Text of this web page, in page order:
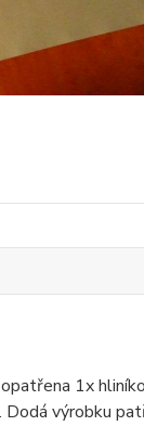
1x
výrobku